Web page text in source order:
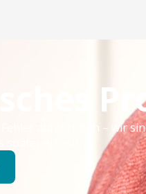
Fehler aufgetreten – wir
später erneut.